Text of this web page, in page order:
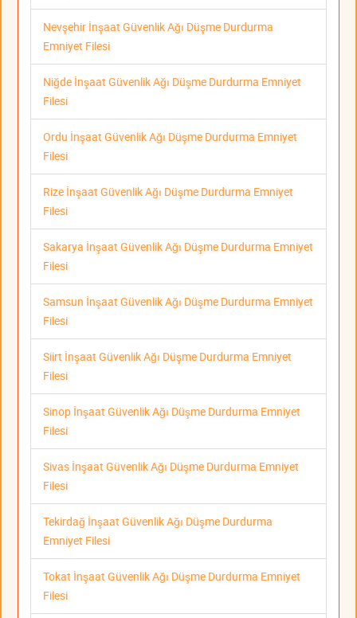
Nevşehir İnşaat Güvenlik Ağı Düşme Durdurma
Emniyet Filesi
Niğde İnşaat Güvenlik Ağı Düşme Durdurma Emniyet
Filesi
Ordu İnşaat Güvenlik Ağı Düşme Durdurma Emniyet
Filesi
Rize İnşaat Güvenlik Ağı Düşme Durdurma Emniyet
Filesi
Sakarya İnşaat Güvenlik Ağı Düşme Durdurma Emniyet
Filesi
Samsun İnşaat Güvenlik Ağı Düşme Durdurma Emniyet
Filesi
Siirt İnşaat Güvenlik Ağı Düşme Durdurma Emniyet
Filesi
Sinop İnşaat Güvenlik Ağı Düşme Durdurma Emniyet
Filesi
Sivas İnşaat Güvenlik Ağı Düşme Durdurma Emniyet
Filesi
Tekirdağ İnşaat Güvenlik Ağı Düşme Durdurma
Emniyet Filesi
Tokat İnşaat Güvenlik Ağı Düşme Durdurma Emniyet
Filesi